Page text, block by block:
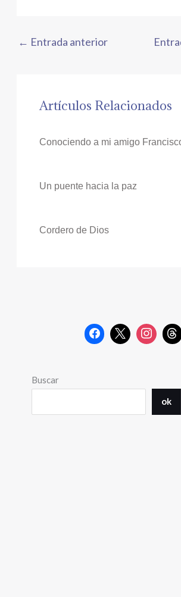
← Entrada anterior
Artículos Relacionados
Conociendo a mi amigo
Un puente hacia la paz
Cordero de Dios
Buscar
ok